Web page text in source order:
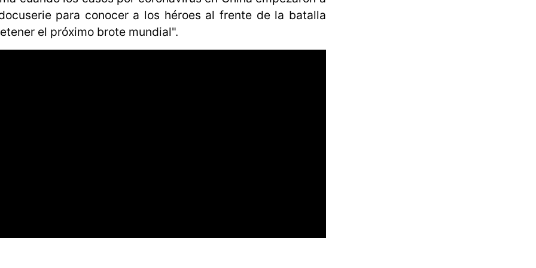
para conocer a los héroes al frente de la batalla
el próximo brote mundial".